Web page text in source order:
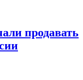
продавать